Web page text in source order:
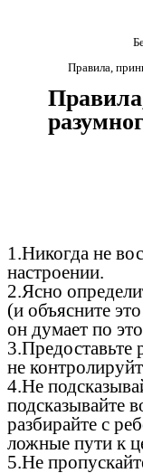
Правила,
1.Никогда не
настроении.
2.Ясно
(и объясните
он думает по
3.Предоставьте
не
4.Не
подсказывайте
разбирайте с
ложные пути к
5.Не